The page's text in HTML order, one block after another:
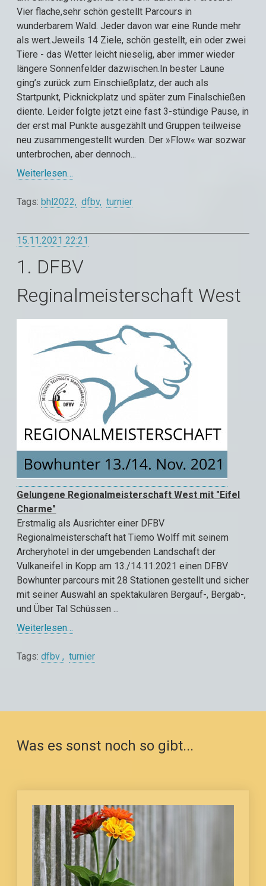
Vier flache,sehr schön gestellt Parcours in
wunderbarem Wald. Jeder davon war eine Runde mehr
als wert.Jeweils 14 Ziele, schön gestellt, ein oder zwei
Tiere - das Wetter leicht nieselig, aber immer wieder
längere Sonnenfelder dazwischen.In bester Laune
ging’s zurück zum Einschießplatz, der auch als
Startpunkt, Picknickplatz und später zum Finalschießen
diente. Leider folgte jetzt eine fast 3-stündige Pause, in
der erst mal Punkte ausgezählt und Gruppen teilweise
neu zusammengestellt wurden. Der »Flow« war sozwar
unterbrochen, aber dennoch...
Weiterlesen…
Tags:bhl2022 dfbv turnier
15.11.2021 22:21
1. DFBV
Reginalmeisterschaft West
Gelungene Regionalmeisterschaft West mit "Eifel
Charme"
Erstmalig als Ausrichter einer DFBV
Regionalmeisterschaft hat Tiemo Wolff mit seinem
Archeryhotel in der umgebenden Landschaft der
Vulkaneifel in Kopp am 13./14.11.2021 einen DFBV
Bowhunter parcours mit 28 Stationen gestellt und sicher
mit seiner Auswahl an spektakulären Bergauf-, Bergab-,
und Über Tal Schüssen ...
Weiterlesen…
Tags:dfbv turnier
Was es sonst noch so gibt...